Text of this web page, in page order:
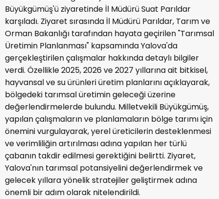
Büyükgümüş'ü ziyaretinde İl Müdürü Suat Parıldar
karşıladı. Ziyaret sırasında İl Müdürü Parıldar, Tarım ve
Orman Bakanlığı tarafından hayata geçirilen "Tarımsal
Üretimin Planlanması" kapsamında Yalova'da
gerçekleştirilen çalışmalar hakkında detaylı bilgiler
verdi. Özellikle 2025, 2026 ve 2027 yıllarına ait bitkisel,
hayvansal ve su ürünleri üretim planlarını açıklayarak,
bölgedeki tarımsal üretimin geleceği üzerine
değerlendirmelerde bulundu. Milletvekili Büyükgümüş,
yapılan çalışmaların ve planlamaların bölge tarımı için
önemini vurgulayarak, yerel üreticilerin desteklenmesi
ve verimliliğin artırılması adına yapılan her türlü
çabanın takdir edilmesi gerektiğini belirtti. Ziyaret,
Yalova'nın tarımsal potansiyelini değerlendirmek ve
gelecek yıllara yönelik stratejiler geliştirmek adına
önemli bir adım olarak nitelendirildi.